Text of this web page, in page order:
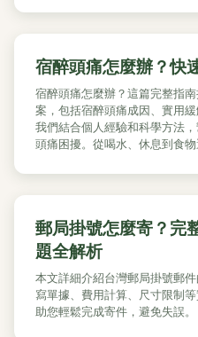
宿醉頭痛怎麼辦？快
宿醉頭痛怎麼辦？這篇完整指
案，包括宿醉頭痛成因、實用
我們結合個人經驗和科學方法
頭痛困擾。從喝水、休息到食物
郵局掛號怎麼寄？完
題全解析
本文詳細介紹台灣郵局掛號郵
寫單據、費用計算、尺寸限制
助您輕鬆完成寄件，避免失誤。